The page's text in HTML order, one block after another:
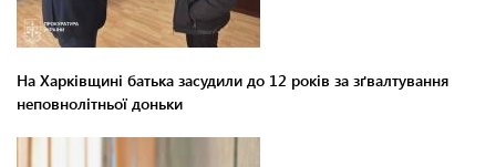
На Харківщині батька засудили до 12 років за зґвалтування
неповнолітньої доньки